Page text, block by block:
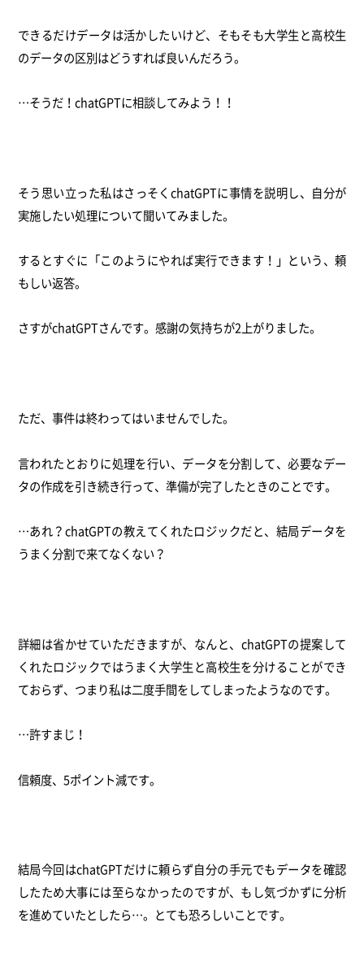
できるだけデータは活かしたいけど、そもそも大学生と高校生
のデータの区別はどうすれば良いんだろう。
…そうだ！chatGPTに相談してみよう！！
そう思い立った私はさっそくchatGPTに事情を説明し、自分が
実施したい処理について聞いてみました。
するとすぐに「このようにやれば実行できます！」という、頼
もしい返答。
さすがchatGPTさんです。感謝の気持ちが2上がりました。
ただ、事件は終わってはいませんでした。
言われたとおりに処理を行い、データを分割して、必要なデー
タの作成を引き続き行って、準備が完了したときのことです。
…あれ？chatGPTの教えてくれたロジックだと、結局データを
うまく分割で来てなくない？
詳細は省かせていただきますが、なんと、chatGPTの提案して
くれたロジックではうまく大学生と高校生を分けることができ
ておらず、つまり私は二度手間をしてしまったようなのです。
…許すまじ！
信頼度、5ポイント減です。
結局今回はchatGPTだけに頼らず自分の手元でもデータを確認
したため大事には至らなかったのですが、もし気づかずに分析
を進めていたとしたら…。とても恐ろしいことです。